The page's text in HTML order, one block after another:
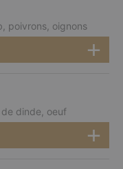
poivrons, oignons
dinde, oeuf